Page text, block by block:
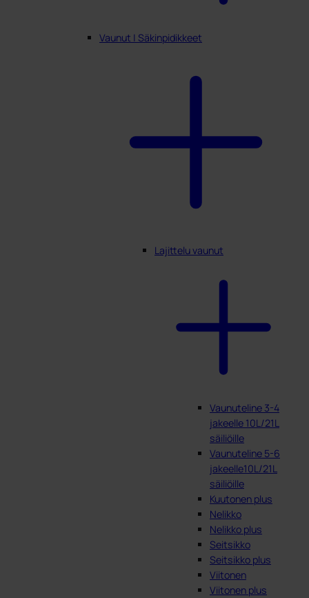
Vaunut | Säkinpidikkeet
Lajittelu vaunut
Vaunuteline 3-4
jakeelle 10L/21L
säiliöille
Vaunuteline 5-6
jakeelle10L/21L
säiliöille
Kuutonen plus
Nelikko
Nelikko plus
Seitsikko
Seitsikko plus
Viitonen
Viitonen plus